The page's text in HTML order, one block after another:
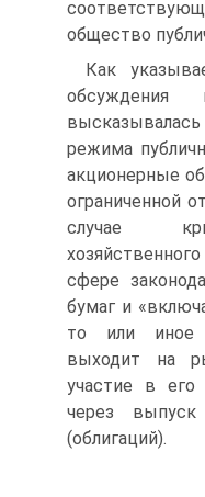
общество
Как
режима
акционерные
ограниченной
случае
сфере
бумаг и
то или иное
выходит на
участие в его
через
(облигаций).